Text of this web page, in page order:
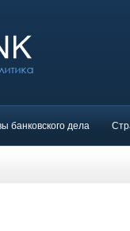
банковского дела